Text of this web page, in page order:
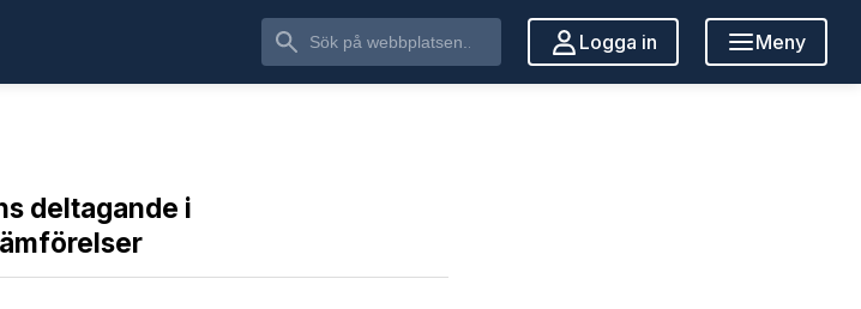
Logga in Meny
deltagande i